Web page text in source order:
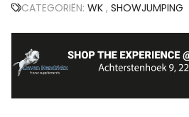
CATEGORIËN: WK , SHOWJUMPING